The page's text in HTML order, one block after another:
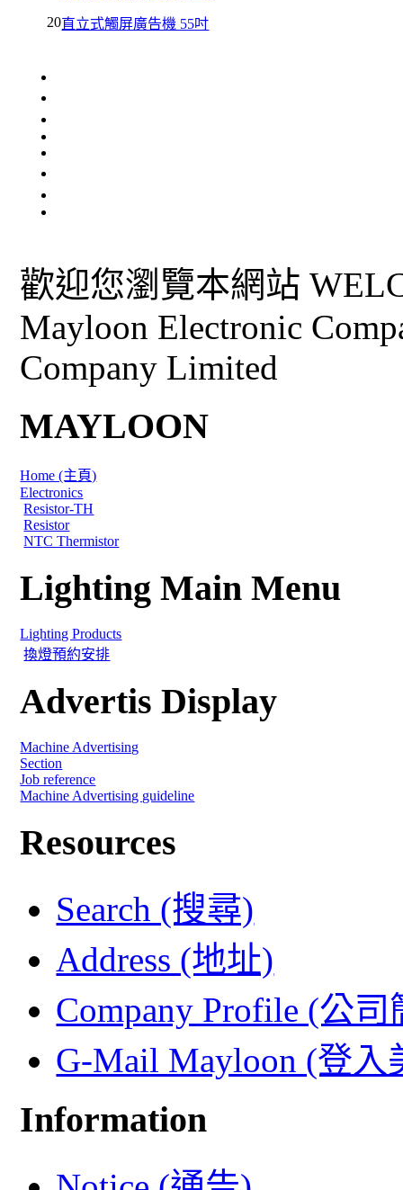
20直立式觸屏廣告機 55吋
歡迎您瀏覽本網站
Mayloon Electronic
Company Limited
MAYLOON
Home (主頁)
Electronics
Resistor-TH
Resistor
NTC Thermistor
Lighting Main Menu
Lighting Products
換燈預約安排
Advertis Display
Machine Advertising
Section
Job reference
Machine Advertising guideline
Resources
Search (搜尋)
Address (地址)
Company Profile (公司
G-Mail Mayloon (登入
Information